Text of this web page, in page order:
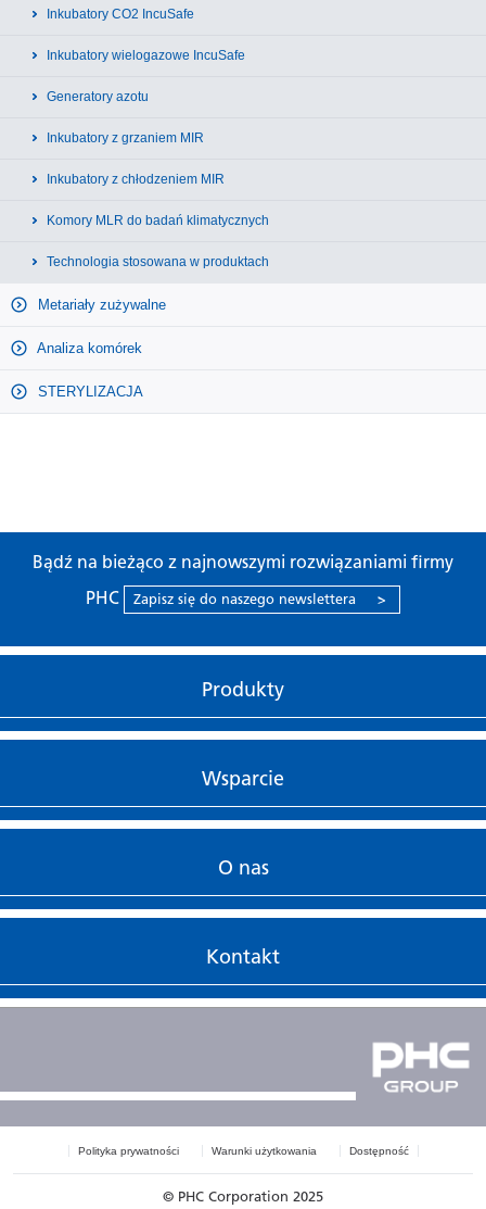
Inkubatory CO2 IncuSafe
Inkubatory wielogazowe IncuSafe
Generatory azotu
Inkubatory z grzaniem MIR
Inkubatory z chłodzeniem MIR
Komory MLR do badań klimatycznych
Technologia stosowana w produktach
Metariały zużywalne
Analiza komórek
STERYLIZACJA
Bądź na bieżąco z najnowszymi rozwiązaniami firmy
PHC
Zapisz się do naszego newslettera >
Produkty
Wsparcie
O nas
Kontakt
Polityka prywatności Warunki użytkowania Dostępność
© PHC Corporation 2025